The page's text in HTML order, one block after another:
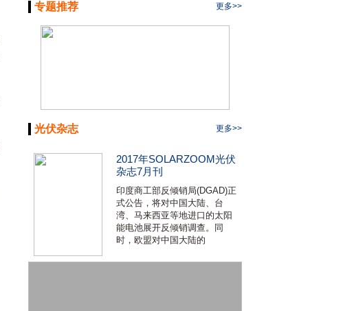
专题推荐 更多>>
光伏杂志 更多>>
2017年SOLARZOOM光伏
杂志7月刊
印度商工部反倾销局(DGAD)正
式公告，将对中国大陆、台
湾、马来西亚等地进口的太阳
能电池展开反倾销调查。同
时，欧盟对中国大陆的